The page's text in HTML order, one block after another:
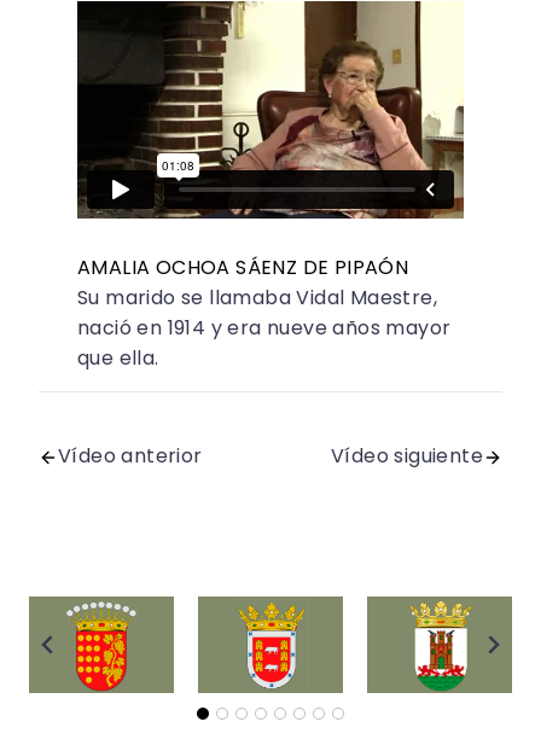
AMALIA OCHOA SÁENZ DE PIPAÓN
Su marido se llamaba Vidal Maestre,
nació en 1914 y era nueve años mayor
que ella.
Vídeo anterior Vídeo siguiente